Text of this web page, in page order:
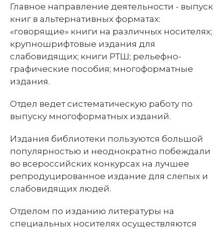
Главное направление деятельности - выпуск
книг в альтернативных форматах:
«говорящие» книги на различных носителях;
крупношрифтовые издания для
слабовидящих; книги РТШ; рельефно-
графические пособия; многоформатные
издания.
Отдел ведет систематическую работу по
выпуску многоформатных изданий.
Издания библиотеки пользуются большой
популярностью и неоднократно побеждали
во всероссийских конкурсах на лучшее
репродуцированное издание для слепых и
слабовидящих людей.
Отделом по изданию литературы на
специальных носителях осуществляются